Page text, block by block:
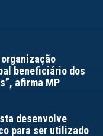
beneficiário dos
afirma MP
desenvolve
para ser utilizado